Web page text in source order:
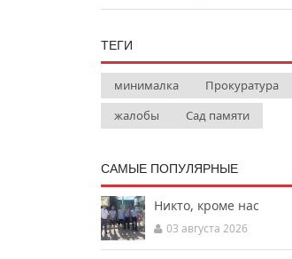
ТЕГИ
минималка Прокуратура
жалобы
Сад памяти
САМЫЕ ПОПУЛЯРНЫЕ
Никто, кроме нас
03 августа 2026